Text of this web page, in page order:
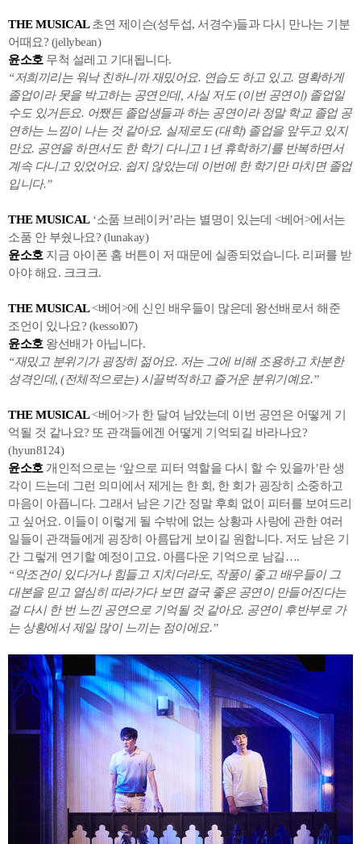
THE MUSICAL초연 제이슨(성두섭, 서경수)들과 다시 만나는 기분
어때요? (jellybean)
윤소호 무척 설레고 기대됩니다.
“저희끼리는 워낙 친하니까 재밌어요. 연습도 하고 있고. 명확하게
졸업이라 못을 박고하는 공연인데, 사실 저도 (이번 공연이) 졸업일
수도 있거든요. 어쨌든 졸업생들과 하는 공연이라 정말 학교 졸업 공
연하는 느낌이 나는 것 같아요. 실제로도 (대학) 졸업을 앞두고 있지
만요. 공연을 하면서도 한 학기 다니고 1년 휴학하기를 반복하면서
계속 다니고 있었어요. 쉽지 않았는데 이번에 한 학기만 마치면 졸업
입니다.”
THE MUSICAL‘소품 브레이커’라는 별명이 있는데 <베어>에서는
소품 안 부쉈나요? (lunakay)
윤소호 지금 아이폰 홈 버튼이 저 때문에 실종되었습니다. 리퍼를 받
아야 해요. 크크크.
THE MUSICAL<베어>에 신인 배우들이 많은데 왕선배로서 해준
조언이 있나요? (kessol07)
윤소호 왕선배가 아닙니다.
“재밌고 분위기가 굉장히 젊어요. 저는 그에 비해 조용하고 차분한
성격인데, (전체적으로는) 시끌벅적하고 즐거운 분위기예요.”
THE MUSICAL<베어>가 한 달여 남았는데 이번 공연은 어떻게 기
억될 것 같나요? 또 관객들에겐 어떻게 기억되길 바라나요?
(hyun8124)
윤소호 개인적으로는 ‘앞으로 피터 역할을 다시 할 수 있을까’란 생
각이 드는데 그런 의미에서 제게는 한 회, 한 회가 굉장히 소중하고
마음이 아픕니다. 그래서 남은 기간 정말 후회 없이 피터를 보여드리
고 싶어요. 이들이 이렇게 될 수밖에 없는 상황과 사랑에 관한 여러
일들이 관객들에게 굉장히 아름답게 보이길 원합니다. 저도 남은 기
간 그렇게 연기할 예정이고요. 아름다운 기억으로 남길….
“악조건이 있다거나 힘들고 지치더라도, 작품이 좋고 배우들이 그
대본을 믿고 열심히 따라가다 보면 결국 좋은 공연이 만들어진다는
걸 다시 한 번 느낀 공연으로 기억될 것 같아요. 공연이 후반부로 가
는 상황에서 제일 많이 느끼는 점이에요.”